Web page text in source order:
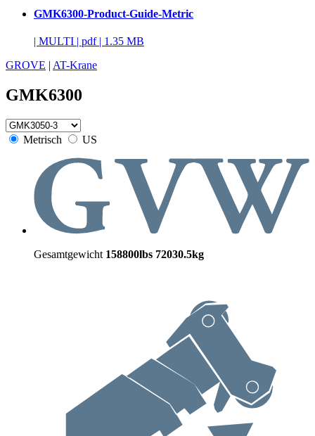
GMK6300-Product-Guide-Metric
| MULTI | pdf | 1.35 MB
GROVE | AT-Krane
GMK6300
Metrisch US
Gesamtgewicht 158800lbs 72030.5kg